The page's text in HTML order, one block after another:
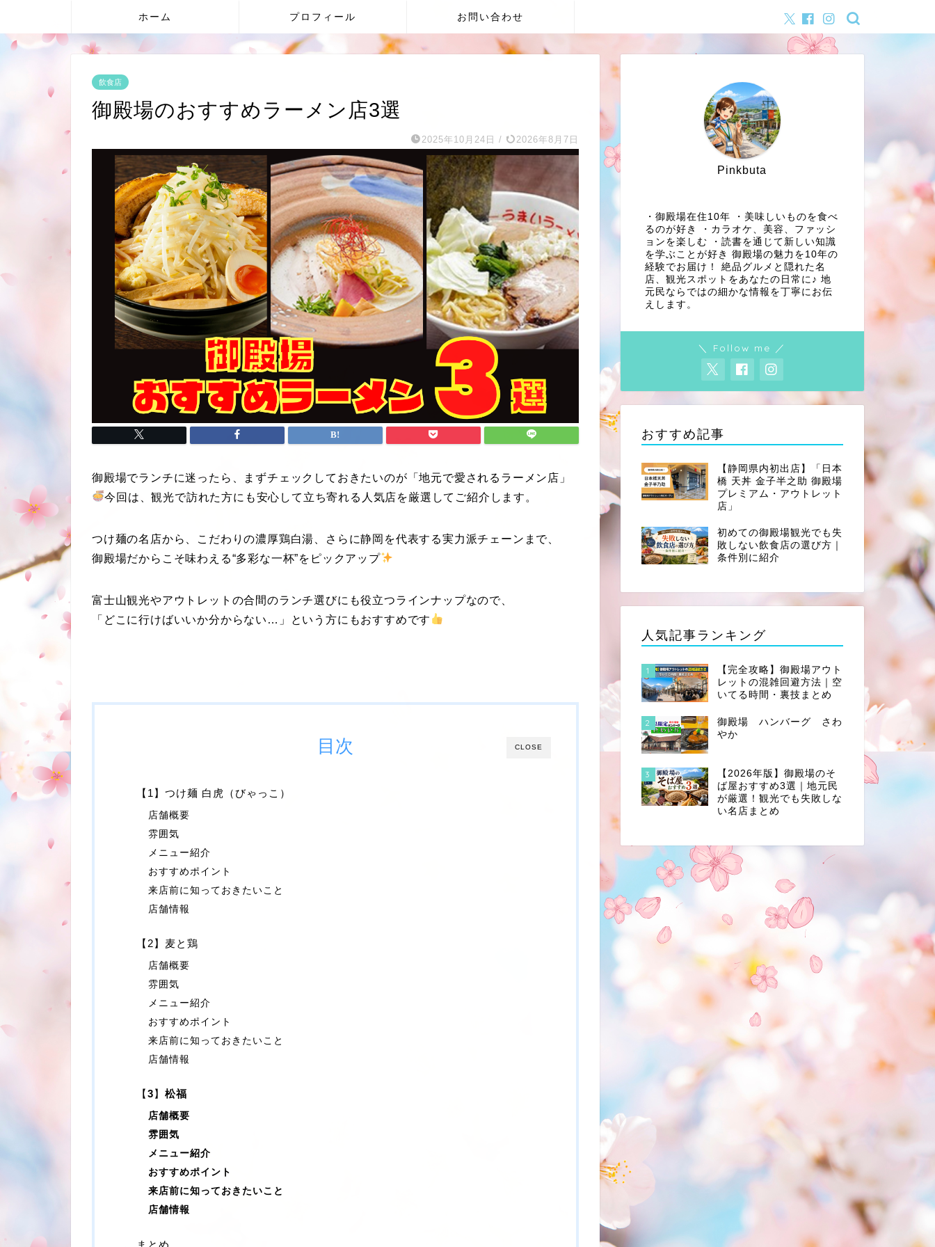
ホーム プロフィール お問い合わせ
飲食店
御殿場のおすすめラーメン店3選
2025年10月24日 / 2026年8月7日
御殿場でランチに迷ったら、まずチェックしておきたいのが「地元で愛されるラーメン店」
今回は、観光で訪れた方にも安心して立ち寄れる人気店を厳選してご紹介します。
つけ麺の名店から、こだわりの濃厚鶏白湯、さらに静岡を代表する実力派チェーンまで、
御殿場だからこそ味わえる“多彩な一杯”をピックアップ
富士山観光やアウトレットの合間のランチ選びにも役立つラインナップなので、
「どこに行けばいいか分からない…」という方にもおすすめです
CLOSE
目次
【1】つけ麺 白虎（びゃっこ）
店舗概要
雰囲気
メニュー紹介
おすすめポイント
来店前に知っておきたいこと
店舗情報
【2】麦と鶏
店舗概要
雰囲気
メニュー紹介
おすすめポイント
来店前に知っておきたいこと
店舗情報
【3】 松福
店舗概要
雰囲気
メニュー紹介
おすすめポイント
来店前に知っておきたいこと
店舗情報
まとめ
Pinkbuta
・御殿場在住10年 ・美味しいものを食べ
るのが好き ・カラオケ、美容、ファッシ
ョンを楽しむ ・読書を通じて新しい知識
を学ぶことが好き 御殿場の魅力を10年の
経験でお届け！ 絶品グルメと隠れた名
店、観光スポットをあなたの日常に♪ 地
元民ならではの細かな情報を丁寧にお伝
えします。
＼ Follow me ／
おすすめ記事
【静岡県内初出店】「日本
橋 天丼 金子半之助 御殿場
プレミアム・アウトレット
店」
初めての御殿場観光でも失
敗しない飲食店の選び方｜
条件別に紹介
人気記事ランキング
1
【完全攻略】御殿場アウト
レットの混雑回避方法｜空
いてる時間・裏技まとめ
2
御殿場 ハンバーグ さわ
やか
3
【2026年版】御殿場のそ
ば屋おすすめ3選｜地元民
が厳選！観光でも失敗しな
い名店まとめ